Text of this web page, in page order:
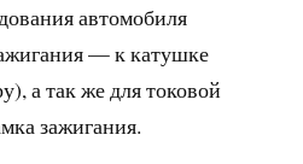
автомобиля
— к катушке
а так же для токовой
зажигания.